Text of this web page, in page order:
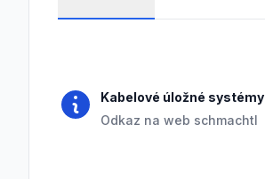
Kabelové úložné systémy
Odkaz na web schmachtl